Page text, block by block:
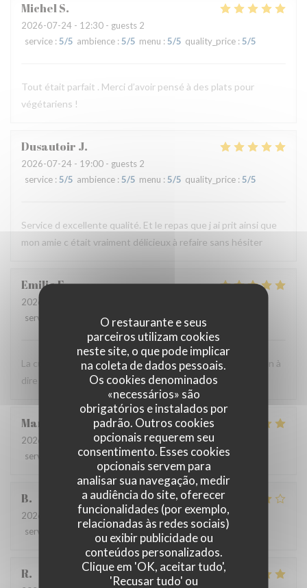
O restaurante e seus
parceiros utilizam cookies
neste site, o que pode implicar
na coleta de dados pessoais.
Os cookies denominados
«necessários» são
obrigatórios e instalados por
padrão. Outros cookies
opcionais requerem seu
consentimento. Esses cookies
opcionais servem para
analisar sua navegação, medir
a audiência do site, oferecer
funcionalidades (por exemplo,
relacionadas às redes sociais)
ou exibir publicidade ou
conteúdos personalizados.
Clique em 'OK, aceitar tudo',
'Recusar tudo' ou
MichelS
2026-07-24 - 12:30 - guests 2
service : 5/5 ambience : 5/5 menu : 5/5 quality_price : 5/5
Tout était parfait . Merci d’avoir pensé à des plats pour
végétariens !
Dusautoir J
2026-07-24 - 19:00 - guests 2
service : 5/5 ambience : 5/5 menu : 5/5 quality_price : 5/5
Service d excellente qualité. Et le repas que j ai prit ainsi que
mon amie c était vraiment délicieux à refaire sans hésiter
EmilieF
2026-07-24
service
ambience /5 :
La cuisine est très bonne et le personnel est agréable. Rien à
dire ! C'est toujours un bon moment.
Marie
2026-07-21
- 19:30 - guests 2
service
ambience: 5/5 menu:5/5 quality_price
B
2026-07-08
- 20:00 - guests 4
service
ambience: 4/5 menu: 4/5 quality_price
R